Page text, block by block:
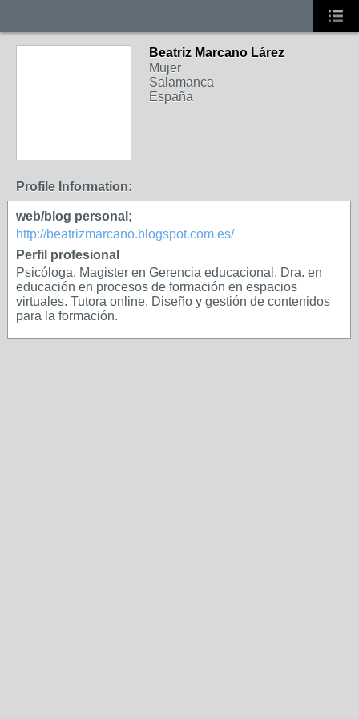
Beatriz Marcano Lárez
Mujer
Salamanca
España
Profile Information:
web/blog personal;
http://beatrizmarcano.blogspot.com.es/
Perfil profesional
Psicóloga, Magister en Gerencia educacional, Dra. en
educación en procesos de formación en espacios
virtuales. Tutora online. Diseño y gestión de contenidos
para la formación.